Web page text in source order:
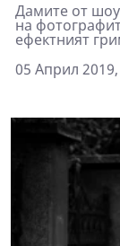
Дамите от
на
ефектният
05 Април 2019,